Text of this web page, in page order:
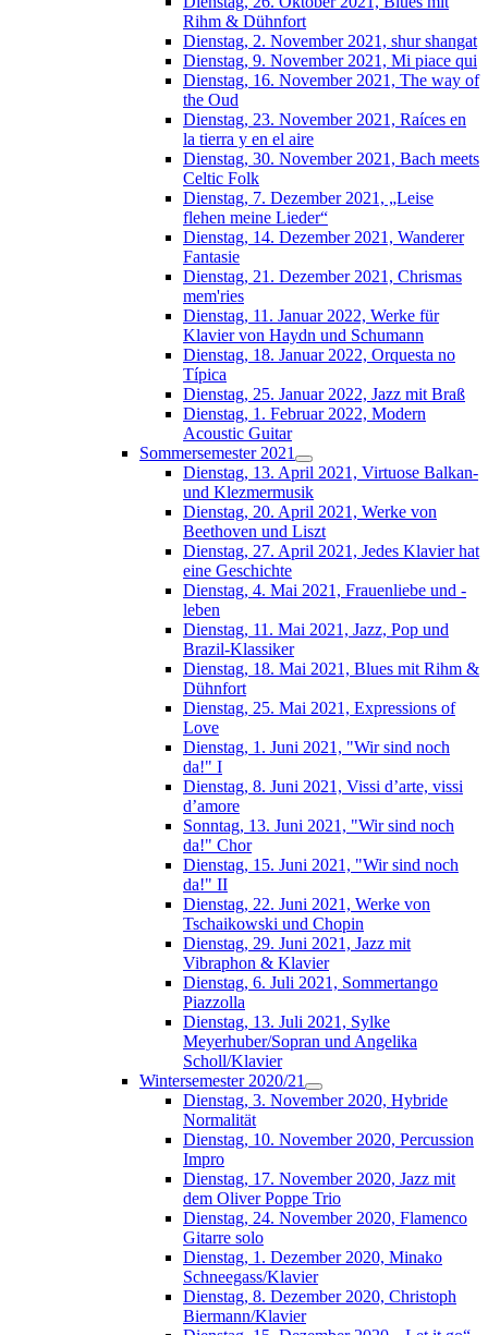
Rihm & Dühnfort
Dienstag, 2. November 2021, shur shangat
Dienstag, 9. November 2021, Mi piace qui
Dienstag, 16. November 2021, The way of
the Oud
Dienstag, 23. November 2021, Raíces en
la tierra y en el aire
Dienstag, 30. November 2021, Bach meets
Celtic Folk
Dienstag, 7. Dezember 2021, „Leise
flehen meine Lieder“
Dienstag, 14. Dezember 2021, Wanderer
Fantasie
Dienstag, 21. Dezember 2021, Chrismas
mem'ries
Dienstag, 11. Januar 2022, Werke für
Klavier von Haydn und Schumann
Dienstag, 18. Januar 2022, Orquesta no
Típica
Dienstag, 25. Januar 2022, Jazz mit Braß
Dienstag, 1. Februar 2022, Modern
Acoustic Guitar
Sommersemester 2021
Dienstag, 13. April 2021, Virtuose Balkan-
und Klezmermusik
Dienstag, 20. April 2021, Werke von
Beethoven und Liszt
Dienstag, 27. April 2021, Jedes Klavier hat
eine Geschichte
Dienstag, 4. Mai 2021, Frauenliebe und -
leben
Dienstag, 11. Mai 2021, Jazz, Pop und
Brazil-Klassiker
Dienstag, 18. Mai 2021, Blues mit Rihm &
Dühnfort
Dienstag, 25. Mai 2021, Expressions of
Love
Dienstag, 1. Juni 2021, "Wir sind noch
da!" I
Dienstag, 8. Juni 2021, Vissi d’arte, vissi
d’amore
Sonntag, 13. Juni 2021, "Wir sind noch
da!" Chor
Dienstag, 15. Juni 2021, "Wir sind noch
da!" II
Dienstag, 22. Juni 2021, Werke von
Tschaikowski und Chopin
Dienstag, 29. Juni 2021, Jazz mit
Vibraphon & Klavier
Dienstag, 6. Juli 2021, Sommertango
Piazzolla
Dienstag, 13. Juli 2021, Sylke
Meyerhuber/Sopran und Angelika
Scholl/Klavier
Wintersemester 2020/21
Dienstag, 3. November 2020, Hybride
Normalität
Dienstag, 10. November 2020, Percussion
Impro
Dienstag, 17. November 2020, Jazz mit
dem Oliver Poppe Trio
Dienstag, 24. November 2020, Flamenco
Gitarre solo
Dienstag, 1. Dezember 2020, Minako
Schneegass/Klavier
Dienstag, 8. Dezember 2020, Christoph
Biermann/Klavier